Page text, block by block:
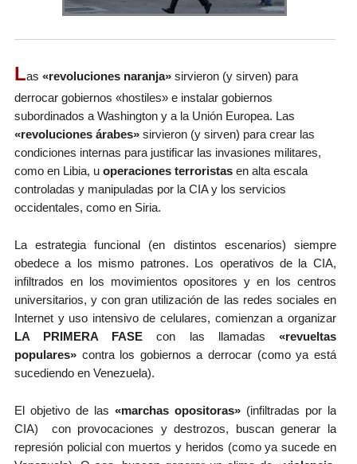
Las «revoluciones naranja» sirvieron (y sirven) para
derrocar gobiernos «hostiles» e instalar gobiernos
subordinados a Washington y a la Unión Europea. Las
«revoluciones árabes» sirvieron (y sirven) para crear las
condiciones internas para justificar las invasiones militares,
como en Libia, u operaciones terroristasen alta escala
controladas y manipuladas por la CIA y los servicios
occidentales, como en Siria.
La estrategia funcional (en distintos escenarios) siempre
obedece a los mismo patrones. Los operativos de la CIA,
infiltrados en los movimientos opositores y en los centros
universitarios, y con gran utilización de las redes sociales en
Internet y uso intensivo de celulares, comienzan a organizar
LA PRIMERA FASE con las llamadas «revueltas
populares»contra los gobiernos a derrocar (como ya está
sucediendo en Venezuela).
El objetivo de las «marchas opositoras» (infiltradas por la
CIA) con provocaciones y destrozos, buscan generar la
represión policial con muertos y heridos (como ya sucede en